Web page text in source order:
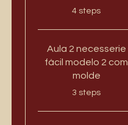
.
4 steps
Aula 2 necesserie
fácil modelo 2 com
molde
.
3 steps